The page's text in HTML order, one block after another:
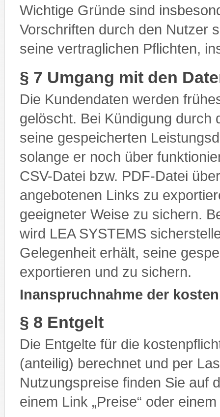
Wichtige Gründe sind
Vorschriften durch den Nutzer
seine vertraglichen Pflichten,
§ 7 Umgang mit den
Die Kundendaten werden
gelöscht. Bei Kündigung durch
seine gespeicherten
solange er noch über
CSV-Datei bzw. PDF-Datei
angebotenen Links zu
geeigneter Weise zu sichern.
wird LEA SYSTEMS
Gelegenheit erhält, seine
exportieren und zu sichern.
Inanspruchnahme der
§ 8 Entgelt
Die Entgelte für die
(anteilig) berechnet und per
Nutzungspreise finden Sie auf
einem Link „Preise“ oder